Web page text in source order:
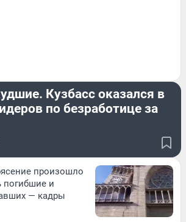
Кузбасс оказался в
по безработице за
произошло
погибшие и
— кадры